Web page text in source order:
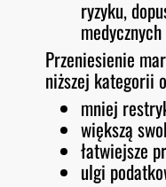
ryzyku,
medycznych
Przeniesienie
niższej kategorii
mniej
większą
łatwiejsze
ulgi